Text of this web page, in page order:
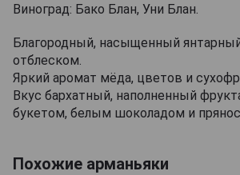
Виноград: Бако Блан, Уни Блан.
Благородный, насыщенный
отблеском.
Яркий аромат мёда, цветов и
Вкус бархатный, наполненный
букетом, белым шоколадом и
Похожие арманьяки